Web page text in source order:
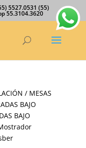
5527.0531 (55)
55.3104.3620
/ MESAS
BAJO
BAJO